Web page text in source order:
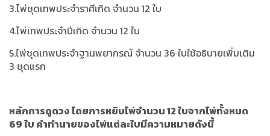
3.ไพ่ชุดเทพประจำราศีเกิด จำนวน 12 ใบ
4.ไพ่เทพประจำปีเกิด จำนวน 12 ใบ
5.ไพ่ชุดเทพประจำฐานพยากรณ์ จำนวน 36 ใบใช้อธิบายเพิ่มเติม
3 ชุดแรก
หลักการดูดวง โดยการหยิบไพ่จำนวน 12 ใบจากไพ่ทั้งหมด
69 ใบ คำทำนายของไพ่แต่ละใบมีความหมายดังนี้